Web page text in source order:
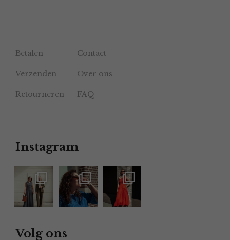
Betalen Contact
Verzenden Over ons
Retourneren FAQ
Instagram
Volg ons